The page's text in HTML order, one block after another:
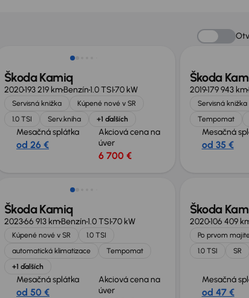
Škoda Kamiq
2020193 219 kmBenzín1.0 TSI70 kW
Servisná knižka
Kúpené nové v SR
1.0 TSI
Serv.kniha +1 ďalších
Mesačná splátka
od 26 €
Akciová cena na
úver
6 700 €
Škoda
2019179 943 km
Servisná knižka
Tempomat
Mesačná
od 35 €
Škoda Kamiq
202366 913 kmBenzín1.0 TSI70 kW
Kúpené nové v SR
1.0 TSI
automatická klimatizace
Tempomat
+1 ďalších
Mesačná splátka
od 50 €
Akciová cena na
úver
Škoda
2020106 409
Po prvom
1.0 TSI
SR
Mesačná
od 47 €